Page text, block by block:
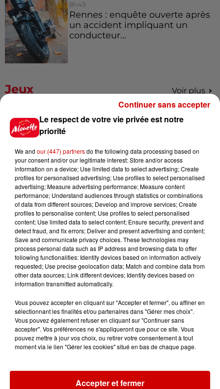
8h49
Rennes : enquête ouverte après
un accident impliquant un
conducteur...
Jeux Voir plus
Gagnez vos places pour le
festival Marché Gourmand 2026
Le Duel - Gagnez vos entrées
pour l'un des zoos de nos
régions !
Destination Vacances - Gagnez
votre séjour en famille au cœur
de la...
Destination Vacances : inscrivez-
vous !
Le respect de votre vie privée est notre
priorité
We and our (447) partnersdo the following data processing based on
your consent and/or our legitimate interest: Store and/or access
information on a device; Use limited data to select advertising; Create
profiles for personalised advertising; Use profiles to select personalised
advertising; Measure advertising performance; Measure content
performance; Understand audiences through statistics or combinations
of data from different sources; Develop and improve services; Create
profiles to personalise content; Use profiles to select personalised
content; Use limited data to select content; Ensure security, prevent and
detect fraud, and fix errors; Deliver and present advertising and content;
Save and communicate privacy choices. These technologies may
process personal data such as IP address and browsing data to offer
following functionalities: Identify devices based on information actively
requested; Use precise geolocation data; Match and combine data from
other data sources; Link different devices; Identify devices based on
information transmitted automatically.
Vous pouvez accepter en cliquant sur "Accepter et fermer", ou affiner en
sélectionnant les finalités et/ou partenaires dans "Gérer mes choix".
Vous pouvez également refuser en cliquant sur "Continuer sans
accepter". Vos préférences ne s'appliqueront que pour ce site. Vous
pouvez mettre à jour vos choix, ou retirer votre consentement à tout
moment via le lien "Gérer les cookies" situé en bas de chaque page.
Accepter et fermer
Continuer sans accepter